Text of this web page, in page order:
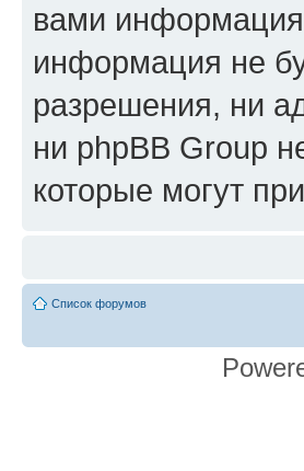
вами информация
информация не
разрешения, ни
ни phpBB Group
которые могут
Список форумов